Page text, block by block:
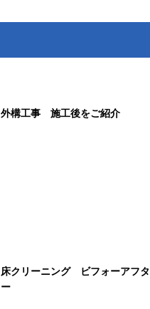
外構工事 施工後をご紹介
床クリーニング ビフォーアフタ
ー